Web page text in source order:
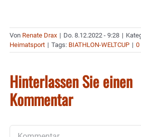
Von Renate Drax | Do. 8.12.2022 - 9:28 |
Heimatsport | Tags: BIATHLON-WELTCUP | 0
Hinterlassen Sie einen
Kommentar